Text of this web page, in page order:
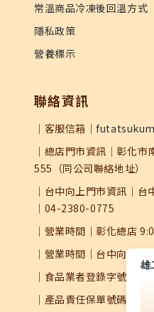
常溫商品冷凍後回溫方式
隱私政策
營養標示
聯絡資訊
｜客服信箱｜
｜總店門市資訊｜彰化
555（同公司聯絡地址）
｜台中向上門市資訊｜
｜04-2380-0775
｜營業時間｜彰化總店
｜營業時間｜台中向上
｜食品業者登錄字號｜
｜產品責任保單號碼｜
雄